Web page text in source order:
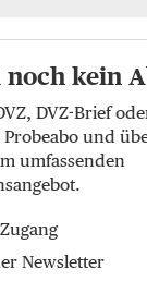
noch kein
DVZ-Brief
und
umfassenden
Newsletter